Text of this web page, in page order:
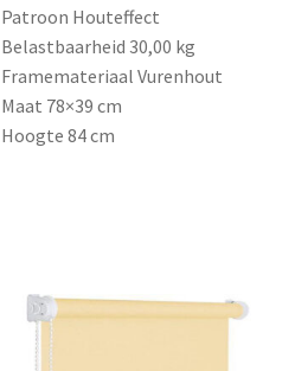
Patroon Houteffect
Belastbaarheid 30,00 kg
Framemateriaal Vurenhout
Maat 78×39 cm
Hoogte 84 cm